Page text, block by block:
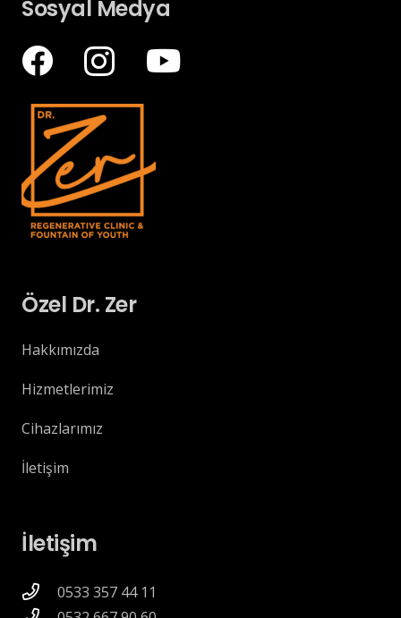
Sosyal Medya
Özel Dr. Zer
Hakkımızda
Hizmetlerimiz
Cihazlarımız
İletişim
İletişim
0533 357 44 11